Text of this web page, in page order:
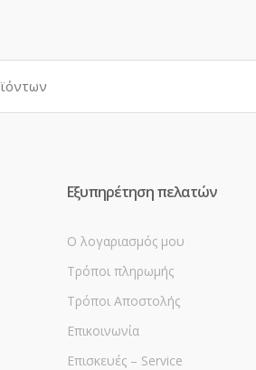
Εξυπηρέτηση πελατών
Ο λογαριασμός μου
Τρόποι πληρωμής
Τρόποι Αποστολής
Επικοινωνία
Επισκευές – Service